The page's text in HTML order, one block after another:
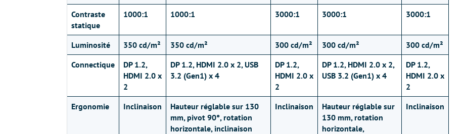
Contraste
statique
1000:1 1000:1 3000:1 3000:1 3000:1
Luminosité 350 cd/m² 350 cd/m² 300 cd/m² 300 cd/m²
300 cd/m²
Connectique
DP 1.2,
HDMI 2.0 x
2
DP 1.2, HDMI 2.0 x 2, USB
3.2 (Gen1) x 4
DP 1.2,
HDMI 2.0 x
2
DP 1.2, HDMI 2.0 x 2,
USB 3.2 (Gen1) x 4
DP 1.2,
HDMI 2.0 x
2
Ergonomie
Inclinaison
Hauteur réglable sur 130
mm, pivot 90°, rotation
horizontale, inclinaison
Inclinaison
Hauteur réglable sur
130 mm, rotation
horizontale,
Inclinaison